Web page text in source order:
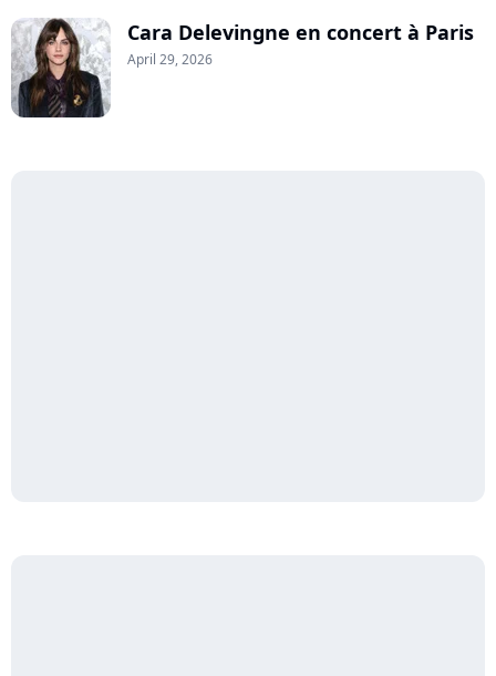
Cara Delevingne en concert à Paris
April 29, 2026